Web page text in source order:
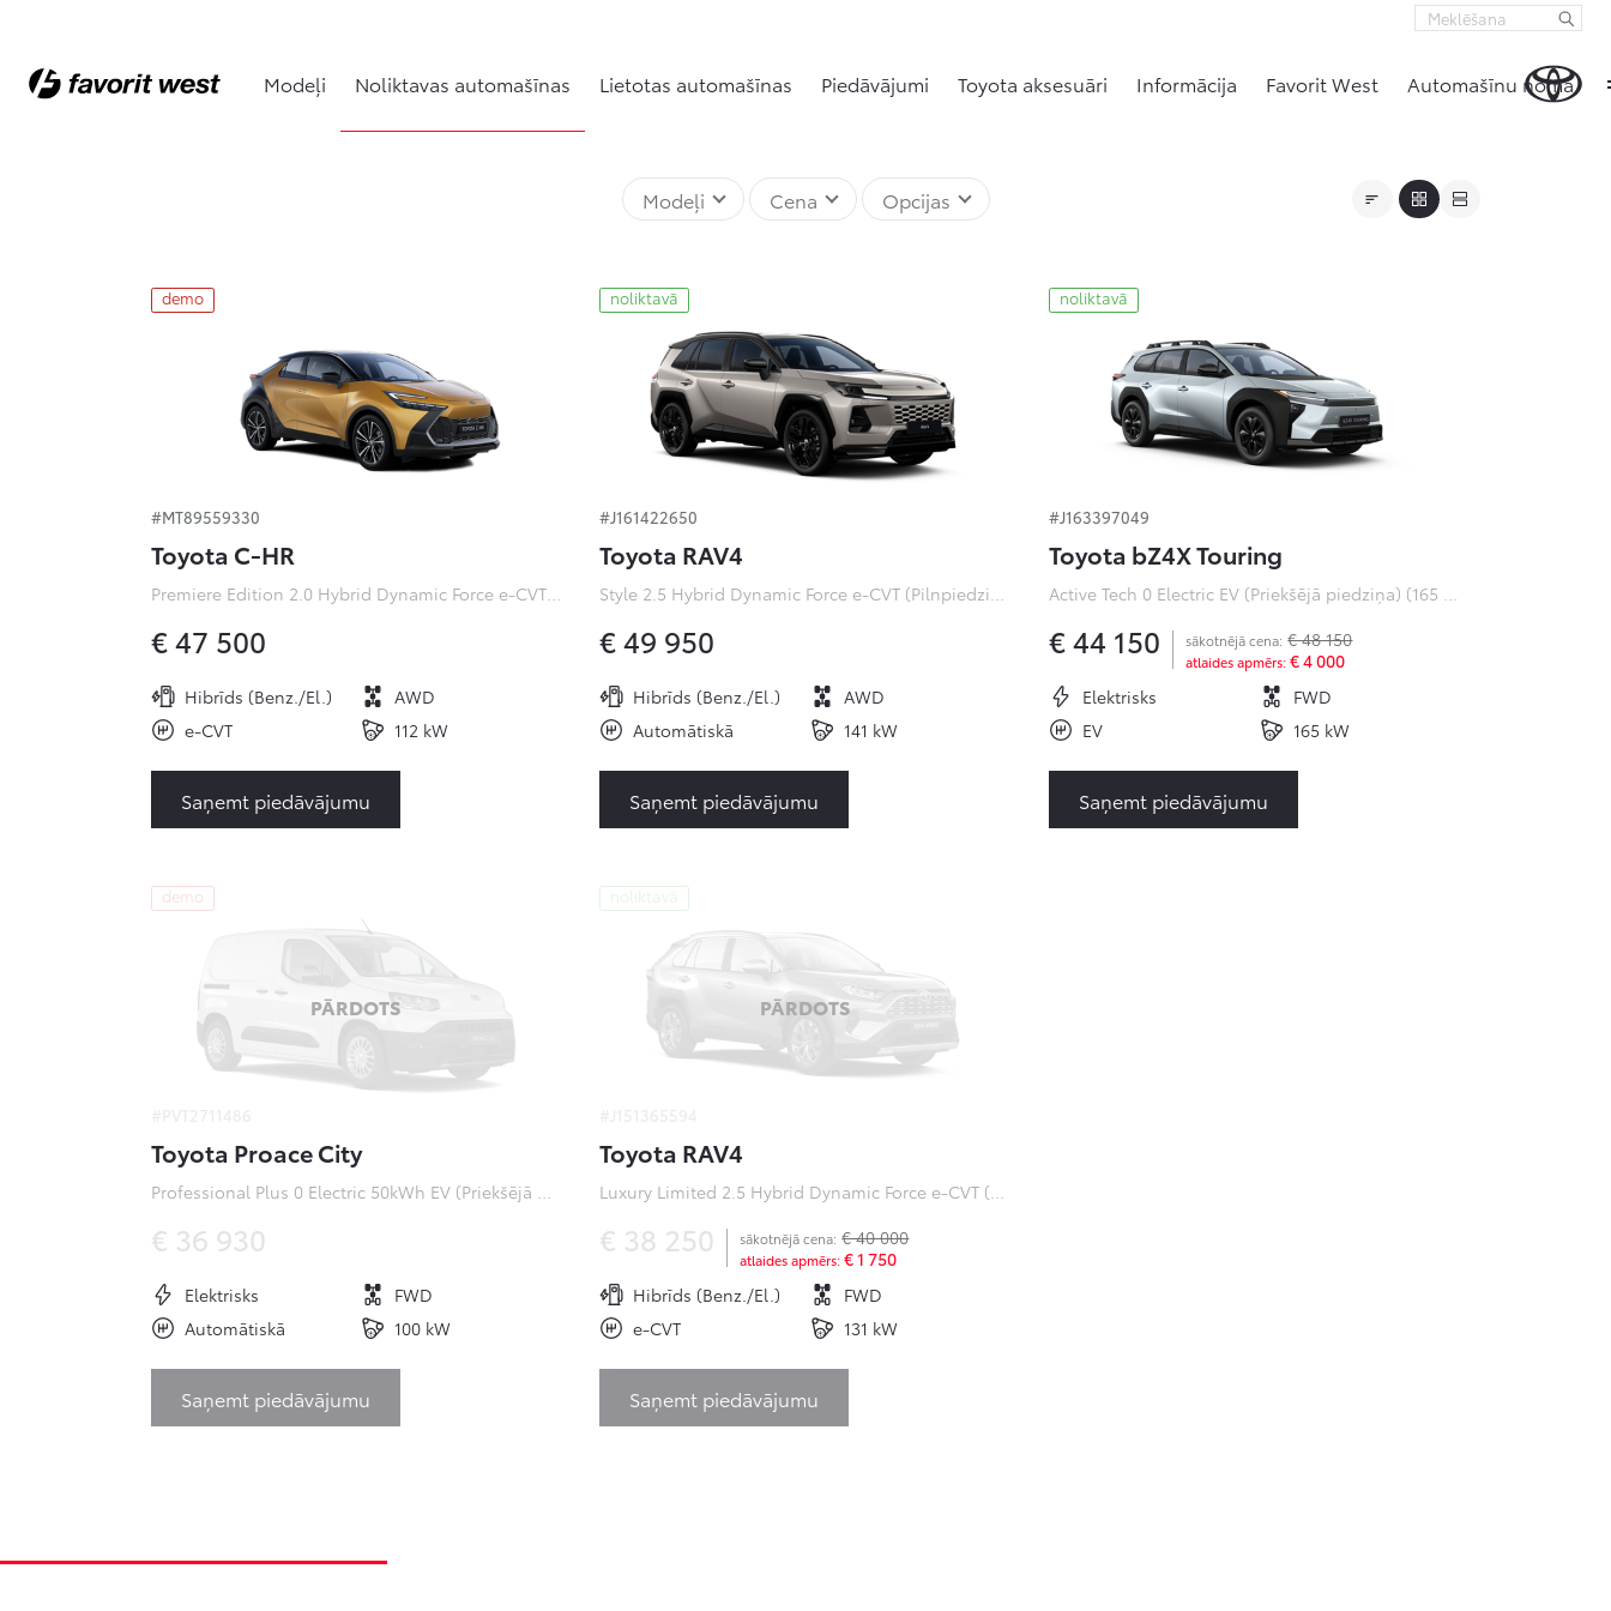
Modeļi Noliktavas automašīnas Lietotas automašīnas Piedāvājumi Toyota aksesuāri Informācija Favorit West Automašīnu noma
Modeļi Cena Opcijas
demo
#MT89559330
Toyota C-HR
Premiere Edition 2.0 Hybrid Dynamic Force e-CVT (Pilnpiedziņa) (112 kW)
€ 47 500
Hibrīds (Benz./El.)
AWD
e-CVT
112 kW
Saņemt piedāvājumu
noliktavā
#J161422650
Toyota RAV4
Style 2.5 Hybrid Dynamic Force e-CVT (Pilnpiedziņa) ( kW)
€ 49 950
Hibrīds (Benz./El.)
AWD
Automātiskā
141 kW
Saņemt piedāvājumu
noliktavā
#J163397049
Toyota bZ4X Touring
Active Tech 0 Electric EV (Priekšējā piedziņa) (165 kW)
€ 44 150 sākotnējā cena: € 48 150
atlaides apmērs: € 4 000
Elektrisks
FWD
EV
165 kW
Saņemt piedāvājumu
demo
PĀRDOTS
Toyota Proace City
Professional Plus 0 Electric 50kWh EV (Priekšējā piedziņa) (100 kW)
€ 36 930
Elektrisks
FWD
Automātiskā
100 kW
Saņemt piedāvājumu
noliktavā
PĀRDOTS
Toyota RAV4
Luxury Limited 2.5 Hybrid Dynamic Force e-CVT (Priekšējā piedziņa) (131 kW)
€ 38 250 sākotnējā cena: € 40 000
atlaides apmērs: € 1 750
Hibrīds (Benz./El.)
FWD
e-CVT
131 kW
Saņemt piedāvājumu